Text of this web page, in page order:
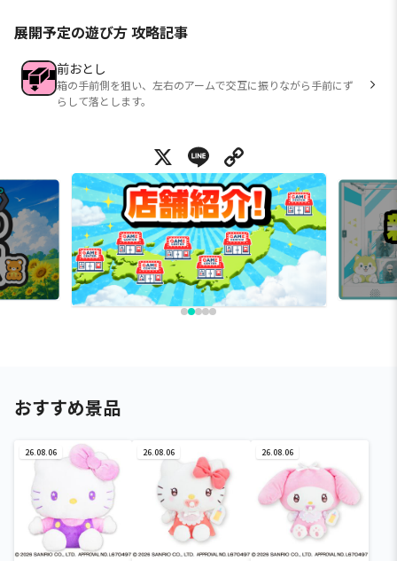
展開予定の遊び方 攻略記事
前おとし
箱の手前側を狙い、左右のアームで交互に振りながら手前にず
らして落とします。
X Line
おすすめ景品
26.08.06 26.08.06 26.08.06